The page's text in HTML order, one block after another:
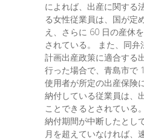
によれば、出産に関する
る女性従業員は、国が定
え、さらに 60 日の産休
されている。 また、同
計画出産政策に適合する
行った場合で、青島市で
使用者が所定の出産保険
納付している従業員は、
ことできるとされている
納付期間が中断したとし
月を超えていなければ、